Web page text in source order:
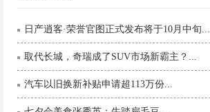
日产逍客·荣誉官图正式发布将于10月中旬...
取代长城，奇瑞成了SUV市场新霸主？...
汽车以旧换新补贴申请超113万份...